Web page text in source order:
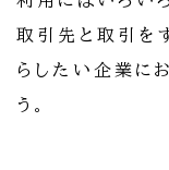
取引先と取引を
らしたい企業に
う。